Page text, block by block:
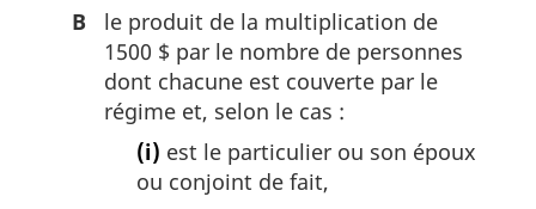
B
le produit de la multiplication de
1500 $ par le nombre de personnes
dont chacune est couverte par le
régime et, selon le cas :
(i) est le particulier ou son époux
ou conjoint de fait,